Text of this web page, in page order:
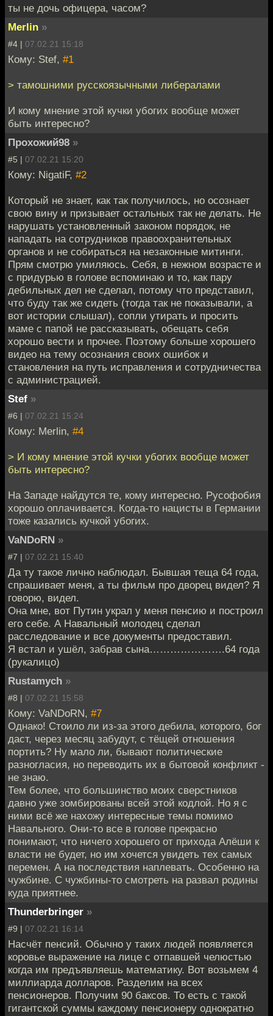
ты не дочь офицера, часом?
Merlin »
#4 | 07.02.21 15:18
Кому: Stef, #1
> тамошними русскоязычными либералами
И кому мнение этой кучки убогих вообще может
быть интересно?
Прохожий98 »
#5 | 07.02.21 15:20
Кому: NigatiF, #2
Который не знает, как так получилось, но осознает
свою вину и призывает остальных так не делать. Не
нарушать установленный законом порядок, не
нападать на сотрудников правоохранительных
органов и не собираться на незаконные митинги.
Прям смотрю умиляюсь. Себя, в нежном возрасте и
с придурью в голове вспоминаю и то, как пару
дебильных дел не сделал, потому что представил,
что буду так же сидеть (тогда так не показывали, а
вот истории слышал), сопли утирать и просить
маме с папой не рассказывать, обещать себя
хорошо вести и прочее. Поэтому больше хорошего
видео на тему осознания своих ошибок и
становления на путь исправления и сотрудничества
с администрацией.
Stef »
#6 | 07.02.21 15:24
Кому: Merlin, #4
> И кому мнение этой кучки убогих вообще может
быть интересно?
На Западе найдутся те, кому интересно. Русофобия
хорошо оплачивается. Когда-то нацисты в Германии
тоже казались кучкой убогих.
VaNDoRN »
#7 | 07.02.21 15:40
Да ту такое лично наблюдал. Бывшая теща 64 года,
спрашивает меня, а ты фильм про дворец видел? Я
говорю, видел.
Она мне, вот Путин украл у меня пенсию и построил
его себе. А Навальный молодец сделал
расследование и все документы предоставил.
Я встал и ушёл, забрав сына………………….64 года
(рукалицо)
Rustamych »
#8 | 07.02.21 15:58
Кому: VaNDoRN, #7
Однако! Стоило ли из-за этого дебила, которого, бог
даст, через месяц забудут, с тёщей отношения
портить? Ну мало ли, бывают политические
разногласия, но переводить их в бытовой конфликт -
не знаю.
Тем более, что большинство моих сверстников
давно уже зомбированы всей этой кодлой. Но я с
ними всё же нахожу интересные темы помимо
Навального. Они-то все в голове прекрасно
понимают, что ничего хорошего от прихода Алёши к
власти не будет, но им хочется увидеть тех самых
перемен. А на последствия наплевать. Особенно на
чужбине. С чужбины-то смотреть на развал родины
куда приятнее.
Thunderbringer »
#9 | 07.02.21 16:14
Насчёт пенсий. Обычно у таких людей появляется
коровье выражение на лице с отпавшей челюстью
когда им предъявляешь математику. Вот возьмем 4
миллиарда долларов. Разделим на всех
пенсионеров. Получим 90 баксов. То есть с такой
гигантской суммы каждому пенсионеру однократно